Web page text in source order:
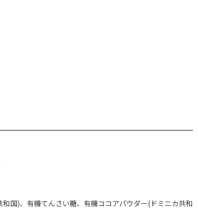
国)、有機てんさい糖、有機ココアパウダー(ドミニカ共和